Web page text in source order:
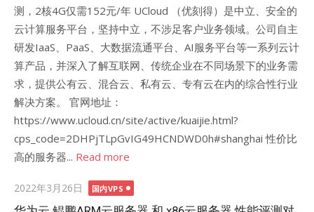
测，2核4G仅需152元/年 UCloud （优刻得）是中立、安全的
云计算服务平台，坚持中立，不涉足客户业务领域。公司自主
研发IaaS、PaaS、大数据流通平台、AI服务平台等一系列云计
算产品，并深入了解互联网、传统企业在不同场景下的业务需
求，提供公有云、混合云、私有云、专有云在内的综合性行业
解决方案。 官网地址：
https://www.ucloud.cn/site/active/kuaijie.html?
cps_code=2DHPjTLpGvIG49HCNDWD0h#shanghai 性价比
高的服务器... Read more
Posted
on
2022年3月26日 国内VPS